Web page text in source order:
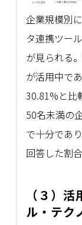
企業規模別
タ連携ツー
が見られる
が活用中で
30.81%と比
50名未満の
で十分であ
回答した割
（３）
ル・テク